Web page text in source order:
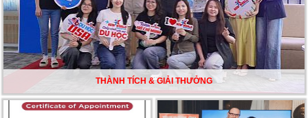
DU HỌC ÚC DẦN TRỞ THÀNH LỰA CHỌN HÀNG
ĐẦU CỦA DU HỌC SINH NĂM 2026 – VÀ TẤT CẢ
ĐỀU CÓ LÝ DO!!
CHẠM GIẤC MƠ DU HỌC MỸ – BẮT ĐẦU TỪ NGÀY
HỘI GHI DANH & SĂN HỌC BỔNG KỲ SPRING 2026
THÀNH TÍCH & GIẢI THƯỞNG